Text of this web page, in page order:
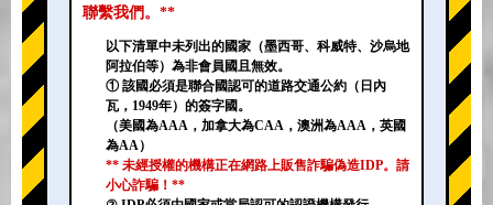
聯繫我們。**
以下清單中未列出的國家（墨西哥、科威特、沙烏地
阿拉伯等）為非會員國且無效。
① 該國必須是聯合國認可的道路交通公約（日內
瓦，1949年）的簽字國。
（美國為AAA，加拿大為CAA，澳洲為AAA，英國
為AA）
** 未經授權的機構正在網路上販售詐騙偽造IDP。請
小心詐騙！**